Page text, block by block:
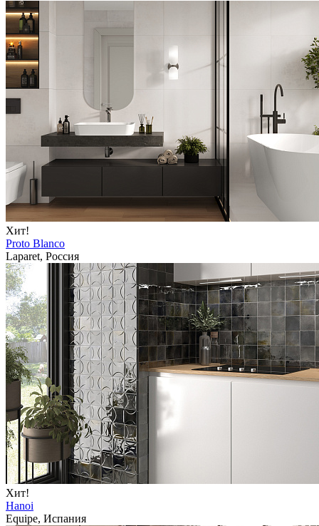
Хит!
Proto Blanco
Laparet, Россия
Хит!
Hanoi
Equipe, Испания